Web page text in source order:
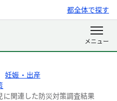
都全体で探す
妊娠・出産
関連した防災対策調査結果